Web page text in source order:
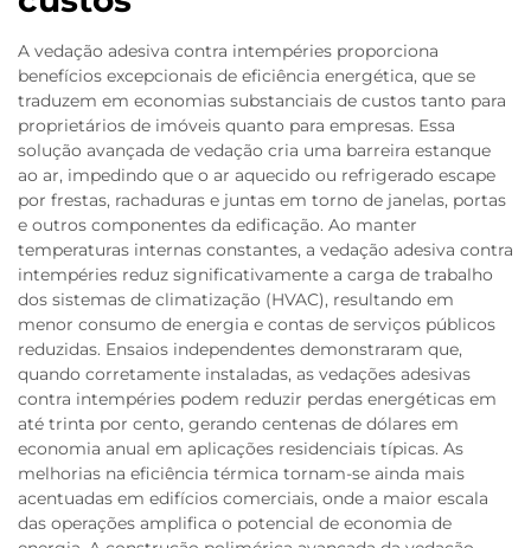
A vedação adesiva contra intempéries proporciona
benefícios excepcionais de eficiência energética, que se
traduzem em economias substanciais de custos tanto para
proprietários de imóveis quanto para empresas. Essa
solução avançada de vedação cria uma barreira estanque
ao ar, impedindo que o ar aquecido ou refrigerado escape
por frestas, rachaduras e juntas em torno de janelas, portas
e outros componentes da edificação. Ao manter
temperaturas internas constantes, a vedação adesiva contra
intempéries reduz significativamente a carga de trabalho
dos sistemas de climatização (HVAC), resultando em
menor consumo de energia e contas de serviços públicos
reduzidas. Ensaios independentes demonstraram que,
quando corretamente instaladas, as vedações adesivas
contra intempéries podem reduzir perdas energéticas em
até trinta por cento, gerando centenas de dólares em
economia anual em aplicações residenciais típicas. As
melhorias na eficiência térmica tornam-se ainda mais
acentuadas em edifícios comerciais, onde a maior escala
das operações amplifica o potencial de economia de